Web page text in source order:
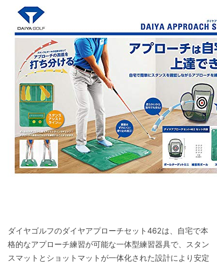
と失敗を防ぐポイント
ダイヤアプローチセット462の特徴を踏ま
えた比較軸の提案
継続しやすい練習環境の整え方
練習のバリエーションを広げるポイントと
失敗回避
ダイヤゴルフのアプローチ練習器具を活用した
効果的な練習方法と上達のコツ
メーカー公式設定を活かした練習シナリオ
の組み立て方
効率的な練習時間の確保と計画の立て方
継続的に進捗を計測しやすい練習記録の重
ダイヤゴルフのダイヤアプローチセット462は、自宅で本
格的なアプローチ練習が可能な一体型練習器具で、スタン
スマットとショットマットが一体化された設計により安定